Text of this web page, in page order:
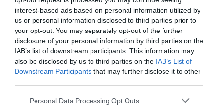
interest-based ads based on personal information utilized by
us or personal information disclosed to third parties prior to
your opt-out. You may separately opt-out of the further
disclosure of your personal information by third parties on the
IAB’s list of downstream participants. This information may
also be disclosed by us to third parties on the IAB’s List of
Downstream Participants that may further disclose it to other
Please note that this website/app uses one or more Google
Personal Data Processing Opt Outs